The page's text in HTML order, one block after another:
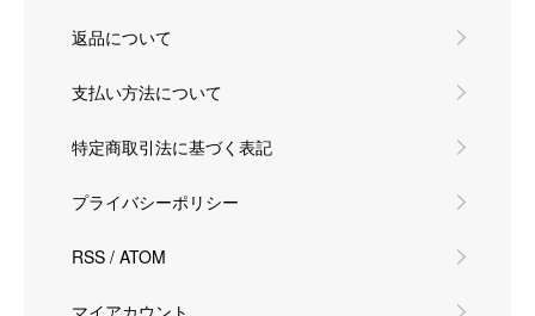
返品について
支払い方法について
特定商取引法に基づく表記
プライバシーポリシー
RSS / ATOM
マイアカウント